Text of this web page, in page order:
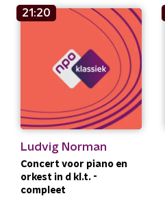
21:20
Ludvig Norman
Concert voor piano en
orkest in d kl.t. -
compleet